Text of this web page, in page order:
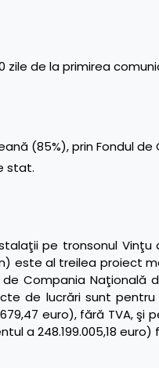
de la primirea
(85%), prin Fondul de
stat.
pe tronsonul Vinţu
este al treilea proiect
Compania Naţională
de lucrări sunt pentru
euro), fără TVA, şi
a 248.199.005,18 euro)